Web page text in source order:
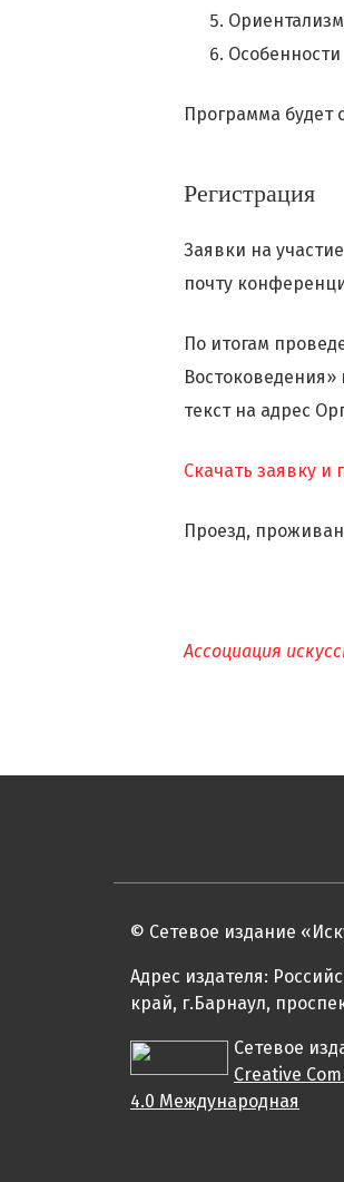
Программа будет
Регистрация
Заявки на
почту
По итогам
текст на адрес
Скачать заявку
Проезд,
Ассоциация
© Сетевое издание
Адрес издателя:
край, г.Барнаул,
Сетевое
Creative
4.0 Международная